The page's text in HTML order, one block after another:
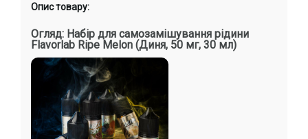
Опис товару:
Огляд: Набір для самозамішування рідини
Flavorlab Ripe Melon (Диня, 50 мг, 30 мл)